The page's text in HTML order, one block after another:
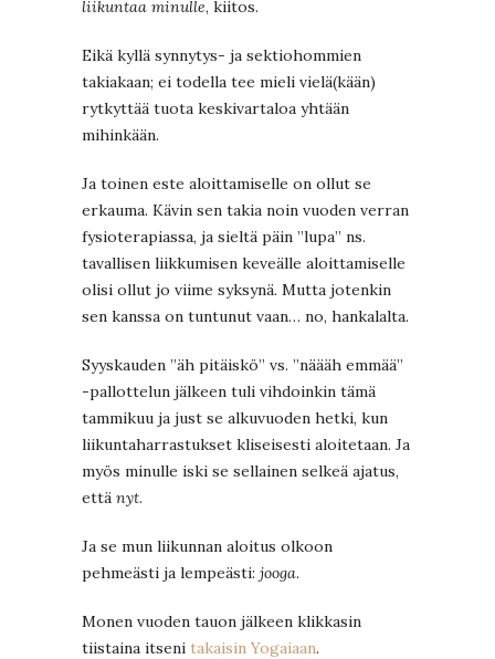
liikuntaa minulle, kiitos.
Eikä kyllä synnytys- ja sektiohommien
takiakaan; ei todella tee mieli vielä(kään)
rytkyttää tuota keskivartaloa yhtään
mihinkään.
Ja toinen este aloittamiselle on ollut se
erkauma. Kävin sen takia noin vuoden verran
fysioterapiassa, ja sieltä päin ”lupa” ns.
tavallisen liikkumisen keveälle aloittamiselle
olisi ollut jo viime syksynä. Mutta jotenkin
sen kanssa on tuntunut vaan… no, hankalalta.
Syyskauden ”äh pitäiskö” vs. ”näääh emmää”
-pallottelun jälkeen tuli vihdoinkin tämä
tammikuu ja just se alkuvuoden hetki, kun
liikuntaharrastukset kliseisesti aloitetaan. Ja
myös minulle iski se sellainen selkeä ajatus,
että nyt.
Ja se mun liikunnan aloitus olkoon
pehmeästi ja lempeästi: jooga.
Monen vuoden tauon jälkeen klikkasin
tiistaina itseni takaisin Yogaiaan.